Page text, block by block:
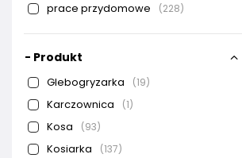
prace przydomowe 228
- Produkt
Glebogryzarka 19
Karczownica 1
Kosa 93
Kosiarka 137